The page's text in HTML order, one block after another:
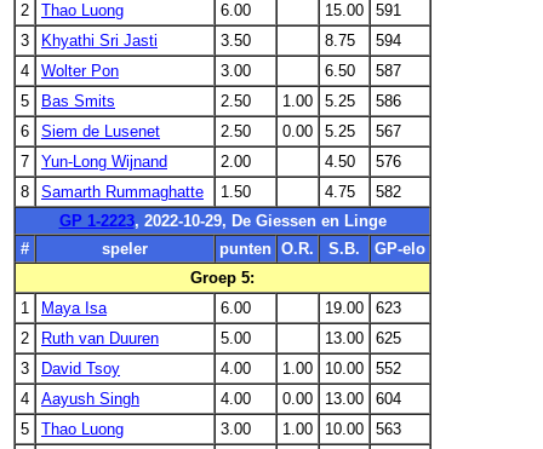
2
Thao Luong 6.00 15.00
591
3
Khyathi Sri Jasti 3.50 8.75
594
4
Wolter Pon 3.00 6.50
587
5
Bas Smits 2.50 1.00 5.25
586
6
Siem de Lusenet 2.50 0.00 5.25
567
7
Yun-Long Wijnand 2.00 4.50
576
8
Samarth Rummaghatte 1.50 4.75
582
GP 1-2223, 2022-10-29, De Giessen en Linge
#
speler punten O.R. S.B.
GP-elo
Groep 5:
1
Maya Isa 6.00 19.00
623
2
Ruth van Duuren 5.00 13.00
625
3
David Tsoy 4.00 1.00 10.00
552
4
Aayush Singh 4.00 0.00 13.00
604
5
Thao Luong 3.00 1.00 10.00
563